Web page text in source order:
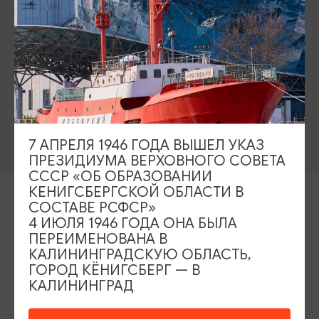
Достопримечательности
Карты и маршруты
Рестораны
Гостиницы
Как доехать
Компас Балтийской кухни
Настоящий Калининградец
Музеи
Контакты Туристского
информационного центра
+7 (4012) 555-200
8 (800) 200-55-39
info@visit-kaliningrad.ru
7 АПРЕЛЯ 1946 ГОДА ВЫШЕЛ УКАЗ
ПРЕЗИДИУМА ВЕРХОВНОГО СОВЕТА
СССР «ОБ ОБРАЗОВАНИИ
КЕНИГСБЕРГСКОЙ ОБЛАСТИ В
СОСТАВЕ РСФСР»
4 ИЮЛЯ 1946 ГОДА ОНА БЫЛА
ПЕРЕИМЕНОВАНА В
КАЛИНИНГРАДСКУЮ ОБЛАСТЬ,
ГОРОД КЁНИГСБЕРГ — В
КАЛИНИНГРАД